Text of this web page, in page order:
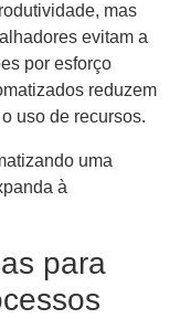
mas
evitam a
por esforço
reduzem
uso de recursos.
uma
à
para